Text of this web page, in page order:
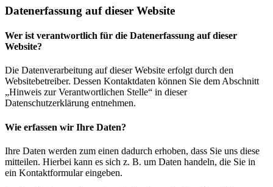
Datenerfassung auf dieser Website
Wer ist verantwortlich für die Datenerfassung auf dieser
Website?
Die Datenverarbeitung auf dieser Website erfolgt durch den
Websitebetreiber. Dessen Kontaktdaten können Sie dem Abschnitt
„Hinweis zur Verantwortlichen Stelle“ in dieser
Datenschutzerklärung entnehmen.
Wie erfassen wir Ihre Daten?
Ihre Daten werden zum einen dadurch erhoben, dass Sie uns diese
mitteilen. Hierbei kann es sich z. B. um Daten handeln, die Sie in
ein Kontaktformular eingeben.